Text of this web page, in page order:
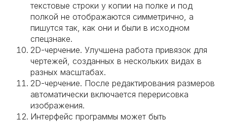
текстовые строки у копии на полке и под
полкой не отображаются симметрично, а
пишутся так, как они и были в исходном
спецзнаке.
2D-черчение. Улучшена работа привязок для
чертежей, созданных в нескольких видах в
разных масштабах.
2D-черчение. После редактирования размеров
автоматически включается перерисовка
изображения.
Интерфейс программы может быть